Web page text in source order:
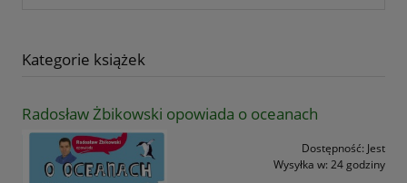
Kategorie książek
Radosław Żbikowski opowiada o oceanach
Dostępność: Jest
Wysyłka w: 24 godziny